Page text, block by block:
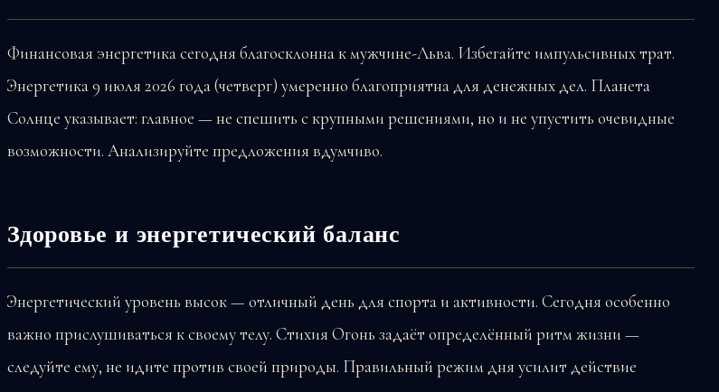
Финансовая энергетика сегодня благосклонна к мужчине-Льва. Избегайте импульсивных трат.
Энергетика 9 июля 2026 года (четверг) умеренно благоприятна для денежных дел. Планета
Солнце указывает: главное — не спешить с крупными решениями, но и не упустить очевидные
возможности. Анализируйте предложения вдумчиво.
Здоровье и энергетический баланс
Энергетический уровень высок — отличный день для спорта и активности. Сегодня особенно
важно прислушиваться к своему телу. Стихия Огонь задаёт определённый ритм жизни —
следуйте ему, не идите против своей природы. Правильный режим дня усилит действие